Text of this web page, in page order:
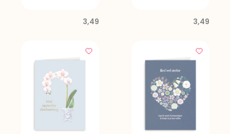
3,49 3,49